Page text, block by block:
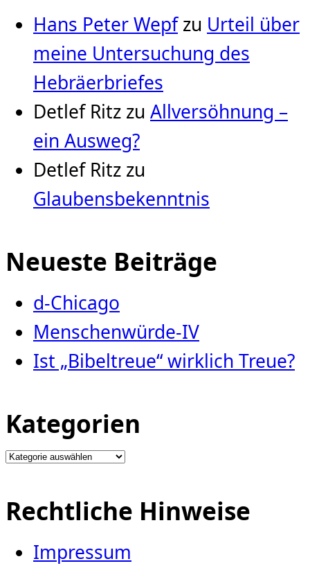
Hans Peter Wepfzu Urteil über
meine Untersuchung des
Hebräerbriefes
Detlef Ritz zu Allversöhnung –
ein Ausweg?
Detlef Ritz zu
Glaubensbekenntnis
Neueste Beiträge
d-Chicago
Menschenwürde-IV
Ist „Bibeltreue“ wirklich Treue?
Kategorien
Kategorien
Rechtliche Hinweise
Impressum